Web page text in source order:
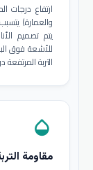
ارتفاع درجات
والعمارة)
يتم تصميم
للأشعة فوق
التربة
opacity
مقاومة